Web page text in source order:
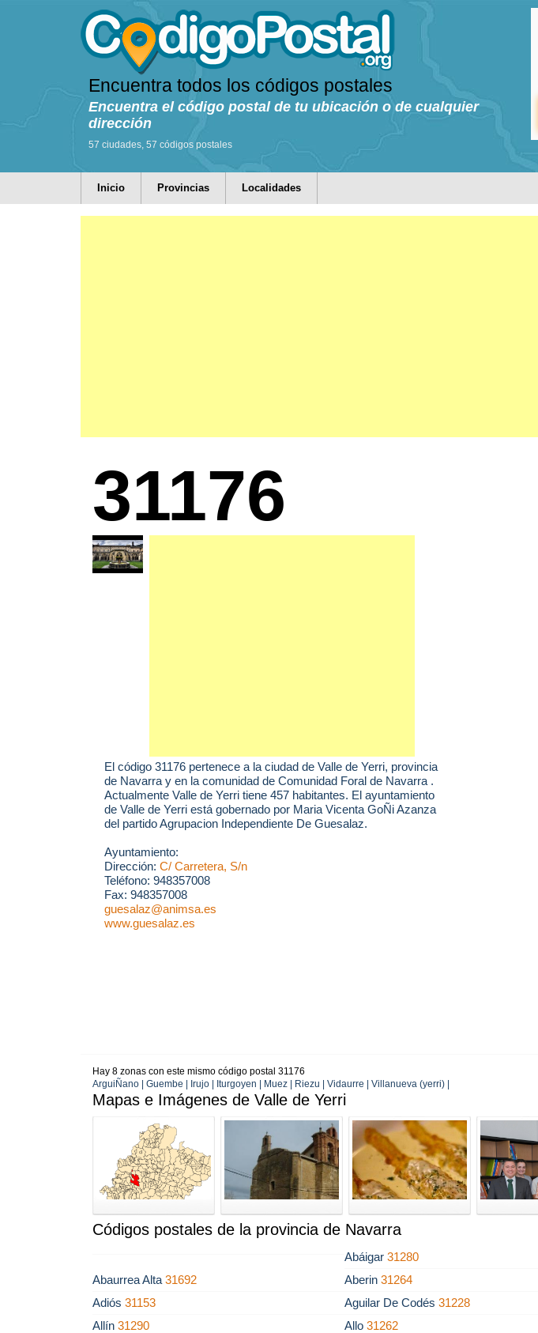
Encuentra todos los códigos postales
Encuentra el código postal de tu ubicación o de cualquier
dirección
57 ciudades, 57 códigos postales
Inicio Provincias Localidades
31176
El código 31176 pertenece a la ciudad de Valle de Yerri, provincia
de Navarra y en la comunidad de Comunidad Foral de Navarra .
Actualmente Valle de Yerri tiene 457 habitantes. El ayuntamiento
de Valle de Yerri está gobernado por Maria Vicenta GoÑi Azanza
del partido Agrupacion Independiente De Guesalaz.
Ayuntamiento:
Dirección: C/ Carretera, S/n
Teléfono: 948357008
Fax: 948357008
guesalaz@animsa.es
www.guesalaz.es
Hay 8 zonas con este mismo código postal 31176
ArguiÑano | Guembe | Irujo | Iturgoyen | Muez | Riezu | Vidaurre | Villanueva (yerri) |
Mapas e Imágenes de Valle de Yerri
Códigos postales de la provincia de Navarra
Abáigar31280
Abaurrea Alta 31692 Aberin31264
Adiós 31153 Aguilar De Codés31228
Allín 31290 Allo31262